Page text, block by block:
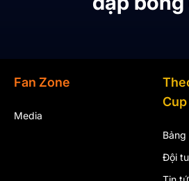
Fan Zone
Media
Cup
Đội